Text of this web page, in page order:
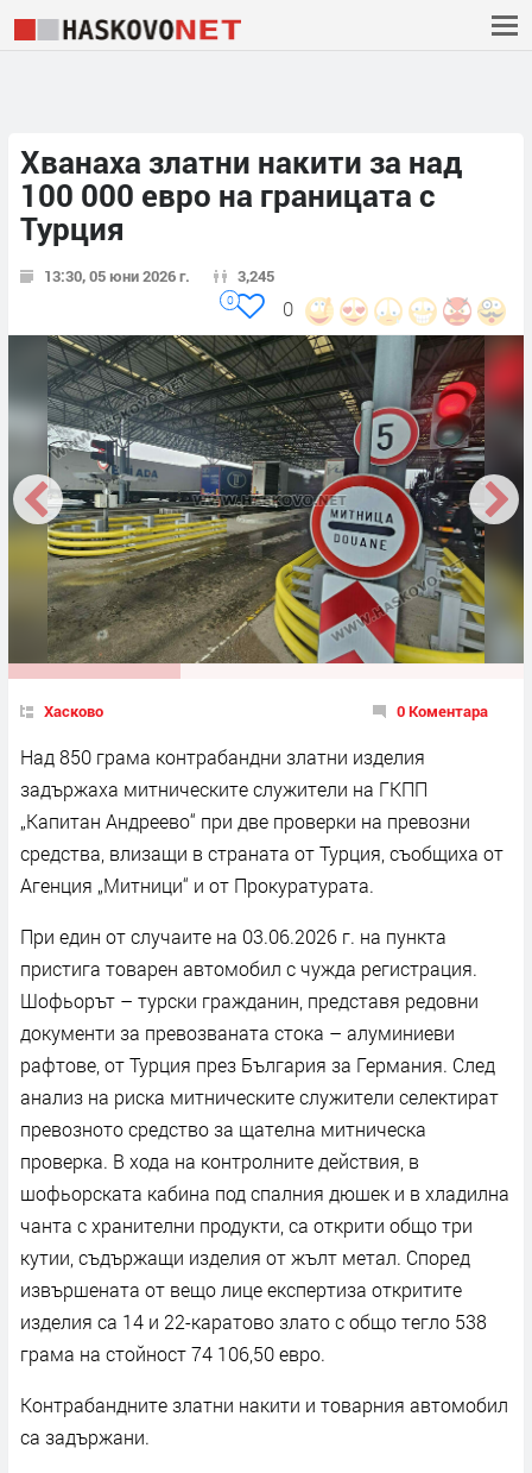
Хванаха златни накити за над
100 000 евро на границата с
Турция
13:30, 05 юни 2026 г. 3,245
0
0
Хасково 0 Коментара
Над 850 грама контрабандни златни изделия
задържаха митническите служители на ГКПП
„Капитан Андреево“ при две проверки на превозни
средства, влизащи в страната от Турция, съобщиха от
Агенция „Митници“ и от Прокуратурата.
При един от случаите на 03.06.2026 г. на пункта
пристига товарен автомобил с чужда регистрация.
Шофьорът – турски гражданин, представя редовни
документи за превозваната стока – алуминиеви
рафтове, от Турция през България за Германия. След
анализ на риска митническите служители селектират
превозното средство за щателна митническа
проверка. В хода на контролните действия, в
шофьорската кабина под спалния дюшек и в хладилна
чанта с хранителни продукти, са открити общо три
кутии, съдържащи изделия от жълт метал. Според
извършената от вещо лице експертиза откритите
изделия са 14 и 22-каратово злато с общо тегло 538
грама на стойност 74 106,50 евро.
Контрабандните златни накити и товарния автомобил
са задържани.